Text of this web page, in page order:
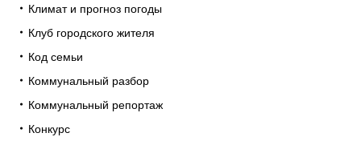
Климат и прогноз погоды
Клуб городского жителя
Код семьи
Коммунальный разбор
Коммунальный репортаж
Конкурс